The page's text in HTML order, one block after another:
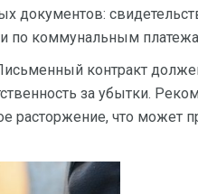
документов:
по коммунальным
контракт
за убытки.
расторжение, что может